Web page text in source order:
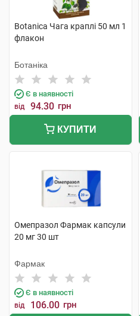
Botanica Чага краплі 50 мл 1
флакон
Ботаніка
Є в наявності
від 94.30 грн
КУПИТИ
Омепразол Фармак капсули
20 мг 30 шт
Фармак
Є в наявності
від 106.00 грн